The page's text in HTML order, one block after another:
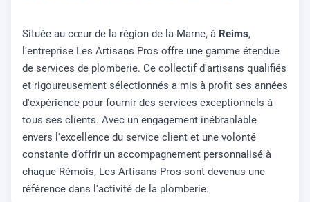
Située au cœur de la région de la Marne, à Reims,
l'entreprise Les Artisans Pros offre une gamme étendue
de services de plomberie. Ce collectif d'artisans qualifiés
et rigoureusement sélectionnés a mis à profit ses années
d'expérience pour fournir des services exceptionnels à
tous ses clients. Avec un engagement inébranlable
envers l'excellence du service client et une volonté
constante d’offrir un accompagnement personnalisé à
chaque Rémois, Les Artisans Pros sont devenus une
référence dans l'activité de la plomberie.